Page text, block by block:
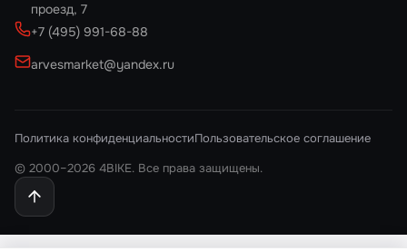
проезд, 7
+7 (495) 991-68-88
arvesmarket@yandex.ru
© 2000–2026 4BIKE. Все права защищены.
Политика конфиденциальностиПользовательское соглашение